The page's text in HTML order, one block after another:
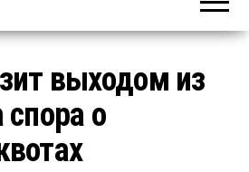
выходом из
о